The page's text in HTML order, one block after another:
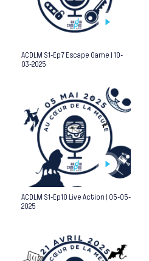
ACDLM S1-Ep7 Escape Game | 10-
03-2025
ACDLM S1-Ep10 Live Action | 05-05-
2025